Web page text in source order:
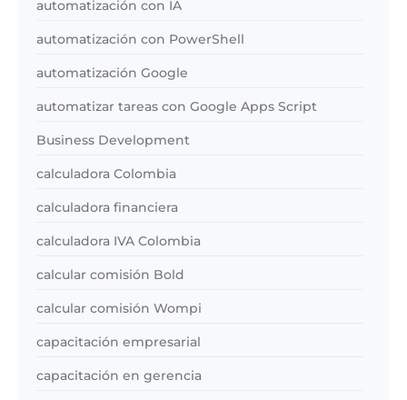
automatización con IA
automatización con PowerShell
automatización Google
automatizar tareas con Google Apps Script
Business Development
calculadora Colombia
calculadora financiera
calculadora IVA Colombia
calcular comisión Bold
calcular comisión Wompi
capacitación empresarial
capacitación en gerencia